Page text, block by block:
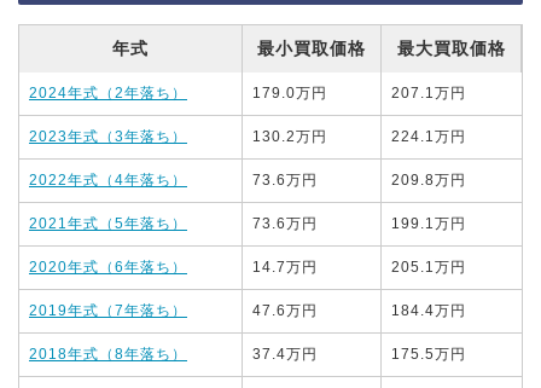
年式 最小買取価格 最大買取価格
2024年式（2年落ち） 179.0万円 207.1万円
2023年式（3年落ち） 130.2万円 224.1万円
2022年式（4年落ち） 73.6万円 209.8万円
2021年式（5年落ち） 73.6万円 199.1万円
2020年式（6年落ち） 14.7万円 205.1万円
2019年式（7年落ち） 47.6万円 184.4万円
2018年式（8年落ち） 37.4万円 175.5万円